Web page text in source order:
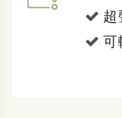
超
可